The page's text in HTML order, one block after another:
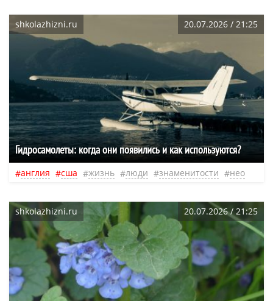
shkolazhizni.ru 20.07.2026 / 21:25
Гидросамолеты: когда они появились и как используются?
англия сша жизнь люди знаменитости нео
shkolazhizni.ru 20.07.2026 / 21:25